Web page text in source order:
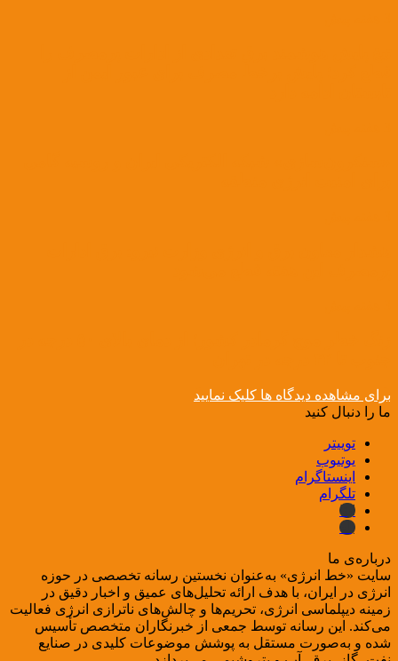
برای مشاهده دیدگاه ها کلیک نمایید
ما را دنبال کنید
توییتر
یوتیوب
اینستاگرام
تلگرام
ایتا
بله
درباره‌ی ما
سایت «خط انرژی» به‌عنوان نخستین رسانه تخصصی در حوزه
انرژی در ایران، با هدف ارائه تحلیل‌های عمیق و اخبار دقیق در
زمینه دیپلماسی انرژی، تحریم‌ها و چالش‌های ناترازی انرژی فعالیت
می‌کند. این رسانه توسط جمعی از خبرنگاران متخصص تأسیس
شده و به‌صورت مستقل به پوشش موضوعات کلیدی در صنایع